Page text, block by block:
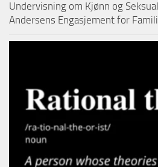
Undervisning om Kjønn og
Andersens Engasjement for